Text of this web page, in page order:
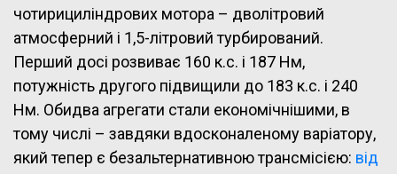
чотирициліндрових мотора – дволітровий
атмосферний і 1,5-літровий турбирований.
Перший досі розвиває 160 к.с. і 187 Нм,
потужність другого підвищили до 183 к.с. і 240
Нм. Обидва агрегати стали економічнішими, в
тому числі – завдяки вдосконаленому варіатору,
який тепер є безальтернативною трансмісією: від